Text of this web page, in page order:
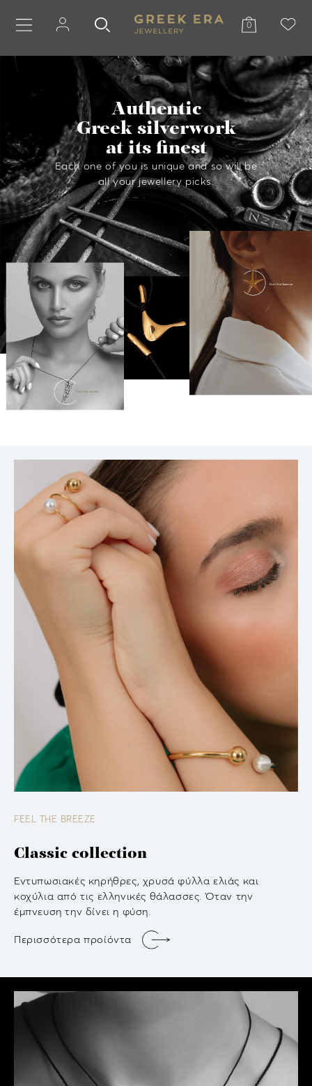
0
Authentic
Greek silverwork
at its finest
Each one of you is unique and so will be
all your jewellery picks.
FEEL THE BREEZE
Classic collection
Εντυπωσιακές κηρήθρες, χρυσά φύλλα ελιάς και
κοχύλια από τις ελληνικές θάλασσες. Όταν την
έμπνευση την δίνει η φύση.
Περισσότερα προίόντα